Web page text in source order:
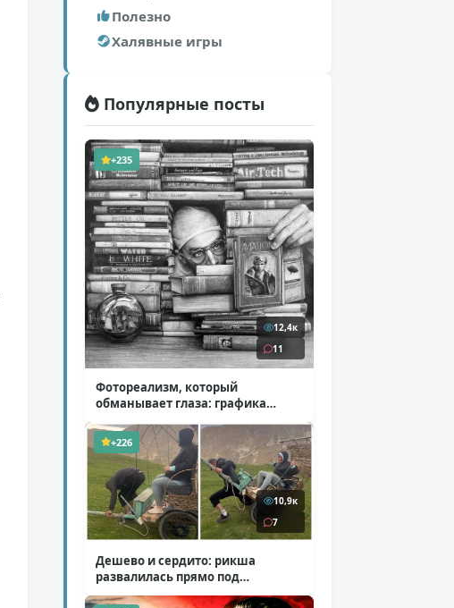
Полезно
Халявные игры
Популярные посты
+235
12,4к
11
Фотореализм, который
обманывает глаза: графика
+226
10,9к
7
Дешево и сердито: рикша
развалилась прямо под
туристкой( 1 фото + 1 видео )